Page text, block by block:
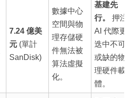
7.24 億美
元(單計
SanDisk)
數據中心
空間與物
理存儲硬
件無法被
算法虛擬
化。
基建先
行。
押注
AI 代際更
迭中不可
或缺的物
理硬件載
體。